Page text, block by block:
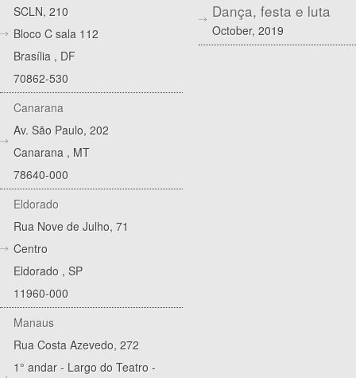
SCLN, 210
Bloco C sala 112
Brasília , DF
70862-530
Canarana
Av. São Paulo, 202
Canarana , MT
78640-000
Eldorado
Rua Nove de Julho, 71
Centro
Eldorado , SP
11960-000
Manaus
Rua Costa Azevedo, 272
1° andar - Largo do Teatro -
Dança, festa e luta
October, 2019